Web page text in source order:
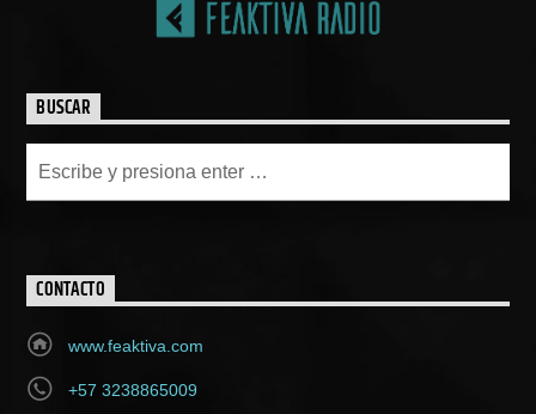
BUSCAR
CONTACTO
www.feaktiva.com
+57 3238865009